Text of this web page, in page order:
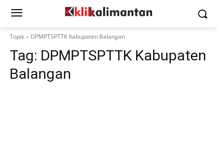
Topik DPMPTSPTTK Kabupaten Balangan
Tag: DPMPTSPTTK Kabupaten
Balangan